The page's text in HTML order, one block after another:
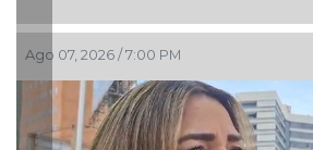
PM